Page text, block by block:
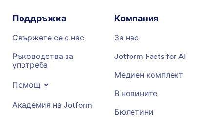
Поддръжка
Свържете се с нас
Ръководства за
употреба
Помощ
Академия на Jotform
Компания
За нас
Jotform Facts for AI
Медиен комплект
В новините
Бюлетини